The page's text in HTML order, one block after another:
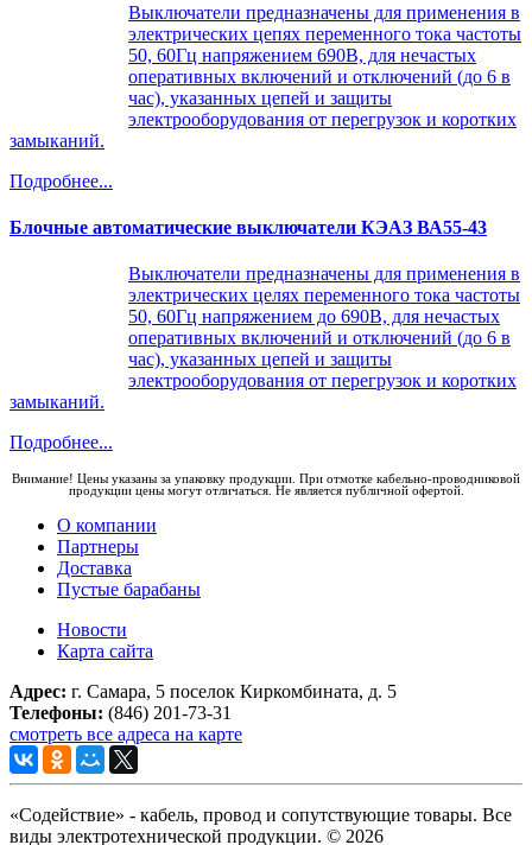
Выключатели предназначены для применения в
электрических цепях переменного тока частоты
50, 60Гц напряжением 690В, для нечастых
оперативных включений и отключений (до 6 в
час), указанных цепей и защиты
электрооборудования от перегрузок и коротких
замыканий.
Подробнее...
Блочные автоматические выключатели КЭАЗ ВА55-43
Выключатели предназначены для применения в
электрических целях переменного тока частоты
50, 60Гц напряжением до 690В, для нечастых
оперативных включений и отключений (до 6 в
час), указанных цепей и защиты
электрооборудования от перегрузок и коротких
замыканий.
Подробнее...
Внимание! Цены указаны за упаковку продукции. При отмотке кабельно-проводниковой
продукции цены могут отличаться. Не является публичной офертой.
О компании
Партнеры
Доставка
Пустые барабаны
Новости
Карта сайта
Адрес: г. Самара, 5 поселок Киркомбината, д. 5
Телефоны: (846) 201-73-31
смотреть все адреса на карте
«Содействие» - кабель, провод и сопутствующие товары. Все
виды электротехнической продукции. © 2026